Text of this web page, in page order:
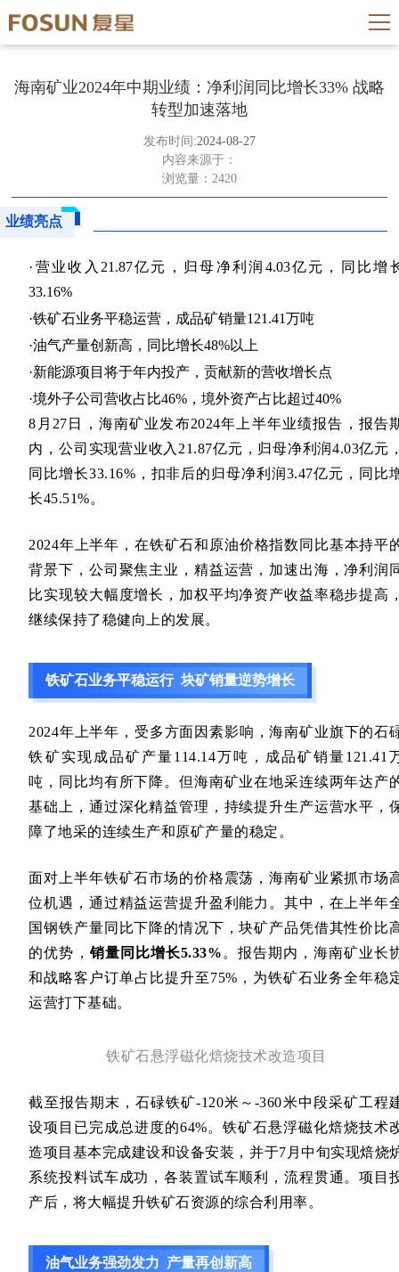
海南矿业2024年中期业绩：净利润同比增长33% 战略
转型加速落地
发布时间:2024-08-27
内容来源于：
浏览量：2420
业绩亮点
·营业收入21.87亿元，归母净利润4.03亿元，同比增
33.16%
·铁矿石业务平稳运营，成品矿销量121.41万吨
·油气产量创新高，同比增长48%以上
·新能源项目将于年内投产，贡献新的营收增长点
·境外子公司营收占比46%，境外资产占比超过40%
8月27日，海南矿业发布2024年上半年业绩报告，报告
内，公司实现营业收入21.87亿元，归母净利润4.03亿元
同比增长33.16%，扣非后的归母净利润3.47亿元，同比
长45.51%。
2024年上半年，在铁矿石和原油价格指数同比基本持平
背景下，公司聚焦主业，精益运营，加速出海，净利润
比实现较大幅度增长，加权平均净资产收益率稳步提高
继续保持了稳健向上的发展。
铁矿石业务平稳运行 块矿销量逆势增长
2024年上半年，受多方面因素影响，海南矿业旗下的石
铁矿实现成品矿产量114.14万吨，成品矿销量121.41
吨，同比均有所下降。但海南矿业在地采连续两年达产
基础上，通过深化精益管理，持续提升生产运营水平，
障了地采的连续生产和原矿产量的稳定。
面对上半年铁矿石市场的价格震荡，海南矿业紧抓市场
位机遇，通过精益运营提升盈利能力。其中，在上半年
国钢铁产量同比下降的情况下，块矿产品凭借其性价比
的优势，销量同比增长5.33% 。报告期内，海南矿业长
和战略客户订单占比提升至75%，为铁矿石业务全年稳
运营打下基础。
铁矿石悬浮磁化焙烧技术改造项目
截至报告期末，石碌铁矿-120米～-360米中段采矿工程
设项目已完成总进度的64%。铁矿石悬浮磁化焙烧技术
造项目基本完成建设和设备安装，并于7月中旬实现焙烧
系统投料试车成功，各装置试车顺利，流程贯通。项目
产后，将大幅提升铁矿石资源的综合利用率。
油气业务强劲发力 产量再创新高